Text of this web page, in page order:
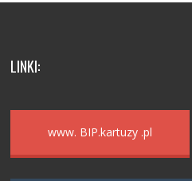
LINKI:
www. BIP.kartuzy .pl